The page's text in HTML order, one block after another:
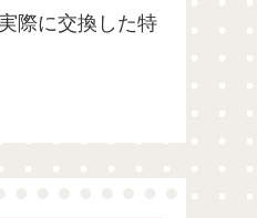
際に交換した特